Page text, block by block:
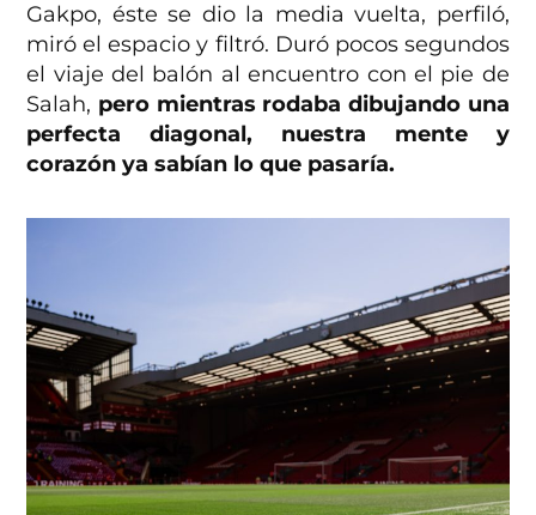
Gakpo, éste se dio la media vuelta, perfiló,
miró el espacio y filtró. Duró pocos segundos
el viaje del balón al encuentro con el pie de
Salah, pero mientras rodaba dibujando una
perfecta diagonal, nuestra mente y
corazón ya sabían lo que pasaría.